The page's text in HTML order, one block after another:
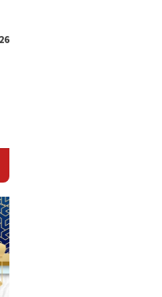
Gaple Antarpegawai